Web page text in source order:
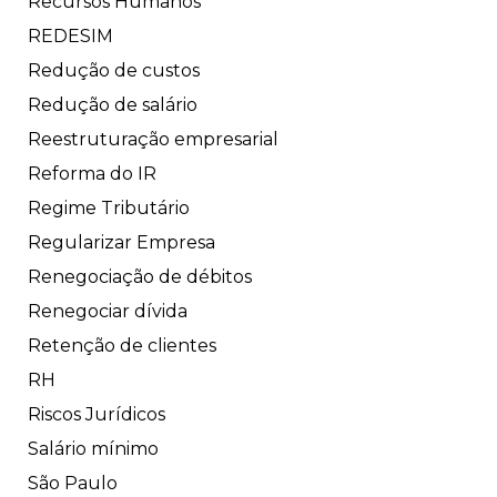
REDESIM
Redução de custos
Redução de salário
Reestruturação empresarial
Reforma do IR
Regime Tributário
Regularizar Empresa
Renegociação de débitos
Renegociar dívida
Retenção de clientes
RH
Riscos Jurídicos
Salário mínimo
São Paulo